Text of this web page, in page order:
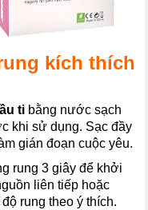
kích thích
ti bằng nước sạch
khi sử dụng. Sạc đầy
gián đoạn cuộc yêu.
rung 3 giây để khởi
liên tiếp hoặc
rung theo ý thích.